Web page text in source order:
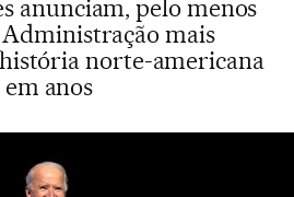
anunciam, pelo menos
mais
norte-americana
em anos